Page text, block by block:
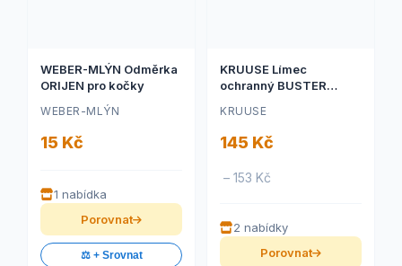
WEBER-MLÝN Odměrka
ORIJEN pro kočky
WEBER-MLÝN
15 Kč
1 nabídka
Porovnat
⚖️ + Srovnat
KRUUSE Límec
ochranný BUSTER
25cm
KRUUSE
145 Kč
– 153 Kč
2 nabídky
Porovnat